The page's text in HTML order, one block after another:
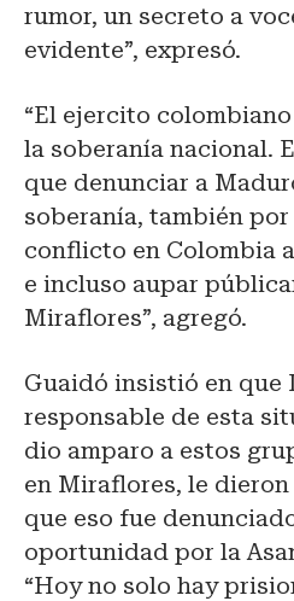
rumor, un secreto a
evidente”, expresó.
“El ejercito
la soberanía nacional.
que denunciar a
soberanía, también
conflicto en Colombia
e incluso aupar
Miraflores”, agregó.
Guaidó insistió en que
responsable de esta
dio amparo a estos
en Miraflores, le
que eso fue
oportunidad por la
“Hoy no solo hay